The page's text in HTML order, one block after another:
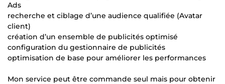
Ads
recherche et ciblage d’une audience qualifiée (Avatar
client)
création d’un ensemble de publicités optimisé
configuration du gestionnaire de publicités
optimisation de base pour améliorer les performances
Mon service peut être commande seul mais pour obtenir